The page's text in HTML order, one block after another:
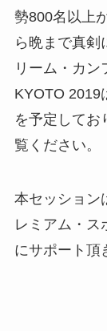
勢800名以上
ら晩まで真剣
リーム・カン
KYOTO 2019
を予定してお
覧ください。
本セッション
レミアム・ス
にサポート頂